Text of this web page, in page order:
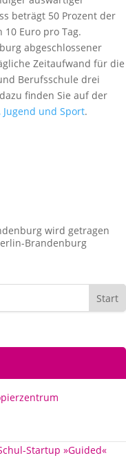
beträgt 50 Prozent der
Euro pro Tag.
abgeschlossener
Zeitaufwand für die
Berufsschule drei
finden Sie auf der
und Sport.
wird getragen
Brandenburg
Start
Startup »Guided«